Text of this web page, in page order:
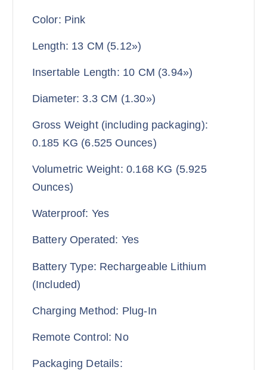
Color: Pink
Length: 13 CM (5.12»)
Insertable Length: 10 CM (3.94»)
Diameter: 3.3 CM (1.30»)
Gross Weight (including packaging):
0.185 KG (6.525 Ounces)
Volumetric Weight: 0.168 KG (5.925
Ounces)
Waterproof: Yes
Battery Operated: Yes
Battery Type: Rechargeable Lithium
(Included)
Charging Method: Plug-In
Remote Control: No
Packaging Details: